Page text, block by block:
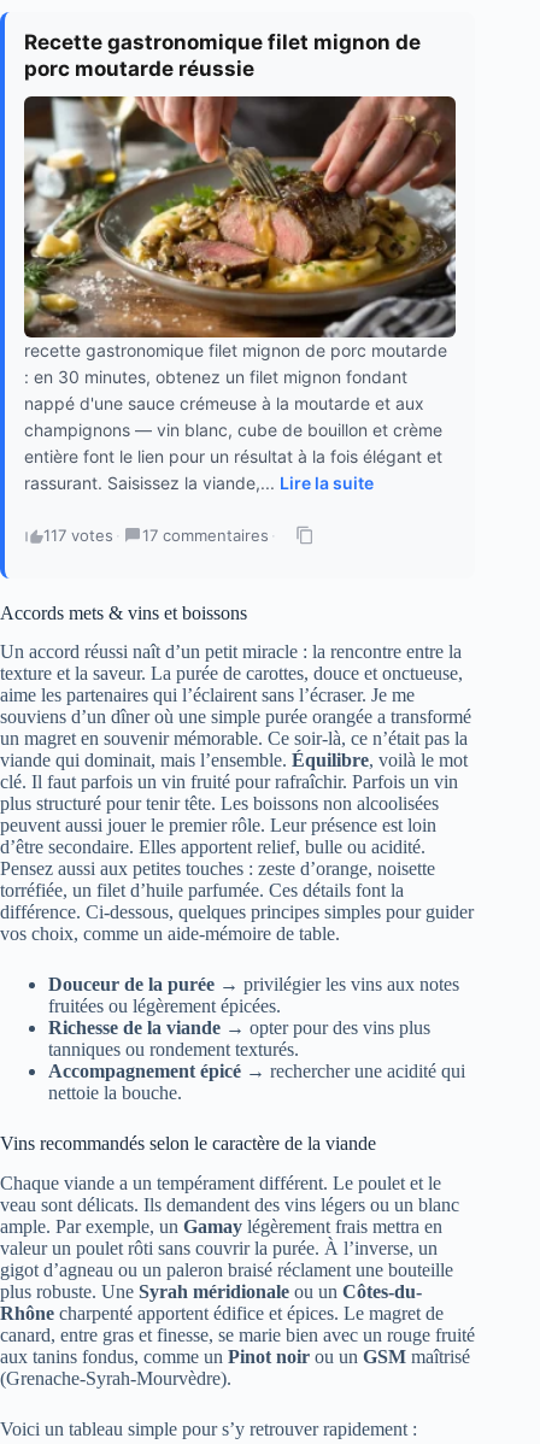
Recette gastronomique filet mignon de
porc moutarde réussie
recette gastronomique filet mignon de porc moutarde
: en 30 minutes, obtenez un filet mignon fondant
nappé d'une sauce crémeuse à la moutarde et aux
champignons — vin blanc, cube de bouillon et crème
entière font le lien pour un résultat à la fois élégant et
rassurant. Saisissez la viande,... Lire la suite
117 votes · 17 commentaires ·
Accords mets & vins et boissons
Un accord réussi naît d’un petit miracle : la rencontre entre la
texture et la saveur. La purée de carottes, douce et onctueuse,
aime les partenaires qui l’éclairent sans l’écraser. Je me
souviens d’un dîner où une simple purée orangée a transformé
un magret en souvenir mémorable. Ce soir-là, ce n’était pas la
viande qui dominait, mais l’ensemble. Équilibre, voilà le mot
clé. Il faut parfois un vin fruité pour rafraîchir. Parfois un vin
plus structuré pour tenir tête. Les boissons non alcoolisées
peuvent aussi jouer le premier rôle. Leur présence est loin
d’être secondaire. Elles apportent relief, bulle ou acidité.
Pensez aussi aux petites touches : zeste d’orange, noisette
torréfiée, un filet d’huile parfumée. Ces détails font la
différence. Ci-dessous, quelques principes simples pour guider
vos choix, comme un aide-mémoire de table.
Douceur de la purée → privilégier les vins aux notes
fruitées ou légèrement épicées.
Richesse de la viande → opter pour des vins plus
tanniques ou rondement texturés.
Accompagnement épicé → rechercher une acidité qui
nettoie la bouche.
Vins recommandés selon le caractère de la viande
Chaque viande a un tempérament différent. Le poulet et le
veau sont délicats. Ils demandent des vins légers ou un blanc
ample. Par exemple, un Gamay légèrement frais mettra en
valeur un poulet rôti sans couvrir la purée. À l’inverse, un
gigot d’agneau ou un paleron braisé réclament une bouteille
plus robuste. Une Syrah méridionale ou un Côtes-du-
Rhône charpenté apportent édifice et épices. Le magret de
canard, entre gras et finesse, se marie bien avec un rouge fruité
aux tanins fondus, comme un Pinot noir ou un GSM maîtrisé
(Grenache-Syrah-Mourvèdre).
Voici un tableau simple pour s’y retrouver rapidement :